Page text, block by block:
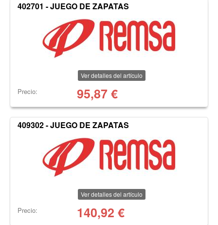
402701 - JUEGO DE ZAPATAS
Ver detalles del artículo
Precio: 95,87€
409302 - JUEGO DE ZAPATAS
Ver detalles del artículo
Precio: 140,92 €